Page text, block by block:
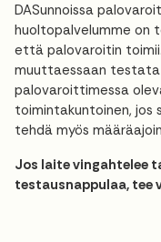
DASunnoissa
huoltopalvelumme on
että palovaroitin
muuttaessaan
palovaroittimessa
toimintakuntoinen, jos
tehdä myös
Jos laite vingahtelee
testausnappulaa, tee